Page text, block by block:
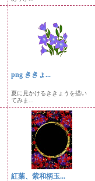
png ききょ...
夏に見かけるききょうを描い
てみま...
紅葉、紫和柄玉...